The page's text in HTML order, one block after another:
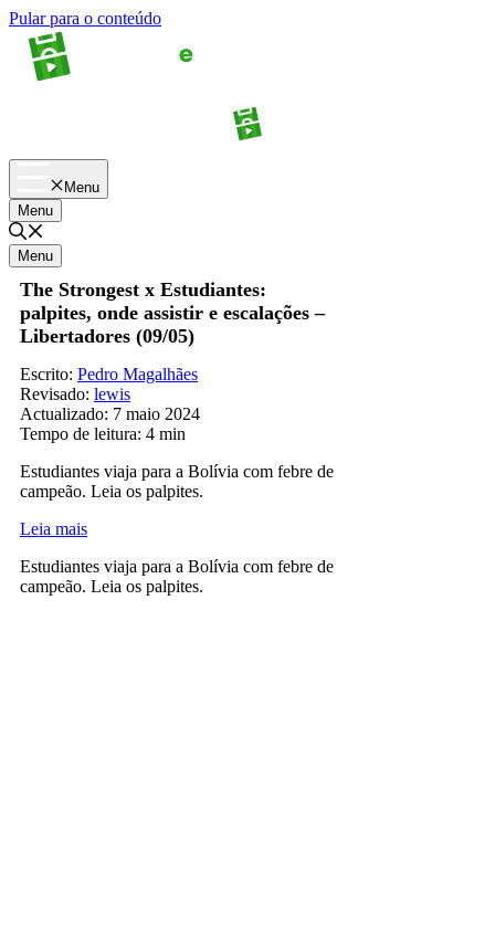
Pular para o conteúdo
Menu
Menu
Menu
The Strongest x Estudiantes:
palpites, onde assistir e escalações –
Libertadores (09/05)
Escrito: Pedro Magalhães
Revisado: lewis
Actualizado: 7 maio 2024
Tempo de leitura: 4 min
Estudiantes viaja para a Bolívia com febre de
campeão. Leia os palpites.
Leia mais
Estudiantes viaja para a Bolívia com febre de
campeão. Leia os palpites.